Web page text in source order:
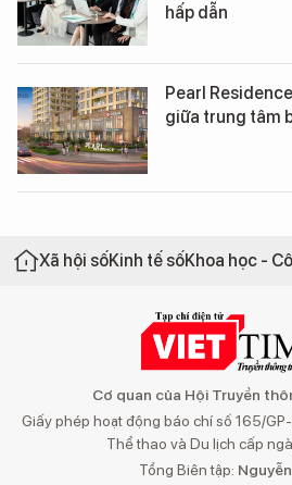
hấp dẫn
Pearl
giữa trung tâm
Xã hội sốKinh tế sốKhoa học -
Cơ quan của Hội Truyền
Giấy phép hoạt động báo chí số 165/
Thể thao và Du lịch cấp
Tổng Biên tập: